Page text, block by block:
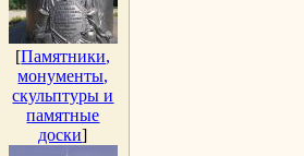
[Памятники,
монументы,
скульптуры и
памятные
доски]